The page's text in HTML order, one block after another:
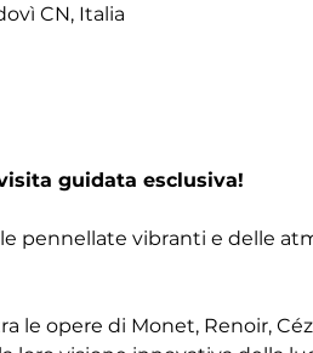
CN, Italia
guidata esclusiva!
pennellate vibranti e delle
le opere di Monet, Renoir,